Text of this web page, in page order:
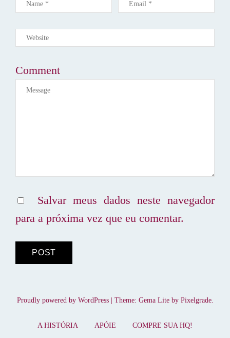
S
Comment
Salvar meus dados neste navegador
para a próxima vez que eu comentar.
Proudly powered by WordPress Theme: Gema Lite by Pixelgrade.
A HISTÓRIA APÓIE COMPRE SUA HQ!